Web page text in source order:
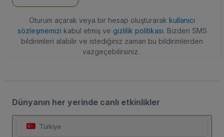
Oturum açarak veya bir hesap oluşturarak kullanıcı
sözleşmemizi kabul etmiş ve gizlilik politikası. Bizden SMS
bildirimleri alabilir ve istediğiniz zaman bu bildirimlerden
vazgeçebilirsiniz.
Dünyanın her yerinde canlı etkinlikler
Türkiye